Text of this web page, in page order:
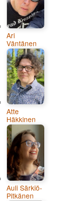
Ari
Väntänen
Atte
Häkkinen
Auli Särkiö-
Pitkänen